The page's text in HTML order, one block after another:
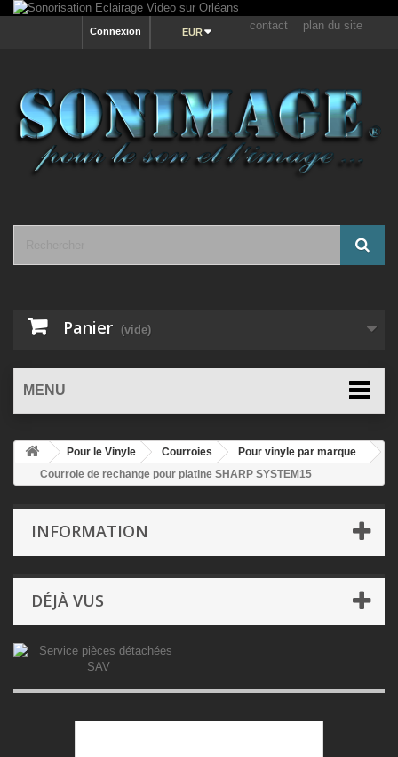
contact plan du site
EUR
Connexion
Panier (vide)
MENU
Pour le Vinyle Courroies
Pour vinyle par marque
Courroie de rechange pour platine SHARP SYSTEM15
INFORMATION
DÉJÀ VUS